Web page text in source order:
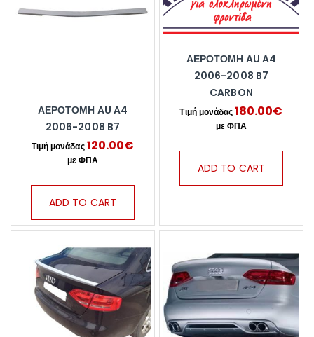
ΑΕΡΟΤΟΜΗ AU A4
2006-2008 B7
120.00€
ADD TO CART
ΑΕΡΟΤΟΜΗ AU A4
2006-2008 B7
CARBON
180.00€
ADD TO CART